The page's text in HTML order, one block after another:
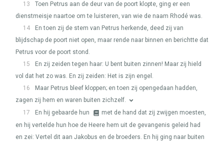
13
Toen Petrus aan de deur van de poort klopte, ging er een
dienstmeisje naartoe om te luisteren, van wie de naam Rhodé was.
14
En toen zij de stem van Petrus herkende, deed zij van
blijdschap de poort niet open, maar rende naar binnen en berichtte dat
Petrus voor de poort stond.
15
En zij zeiden tegen haar: U bent buiten zinnen! Maar zij hield
vol dat het zo was. En zij zeiden: Het is zijn engel.
16
Maar Petrus bleef kloppen; en toen zij opengedaan hadden,
zagen zij hem en waren buiten zichzelf.
17
En hij gebaarde hun
met de hand dat zij zwijgen moesten,
en hij vertelde hun hoe de Heere hem uit de gevangenis geleid had
en zei: Vertel dit aan Jakobus en de broeders. En hij ging naar buiten